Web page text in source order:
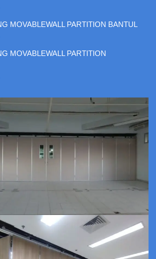
MOVABLEWALL PARTITION BANTUL
MOVABLEWALL PARTITION